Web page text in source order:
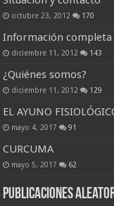
octubre 23, 2012 170
Información completa
diciembre 11, 2012 143
¿Quiénes somos?
diciembre 11, 2012 129
EL AYUNO
mayo 4, 2017 91
CURCUMA
mayo 5, 2017 62
Publicaciones